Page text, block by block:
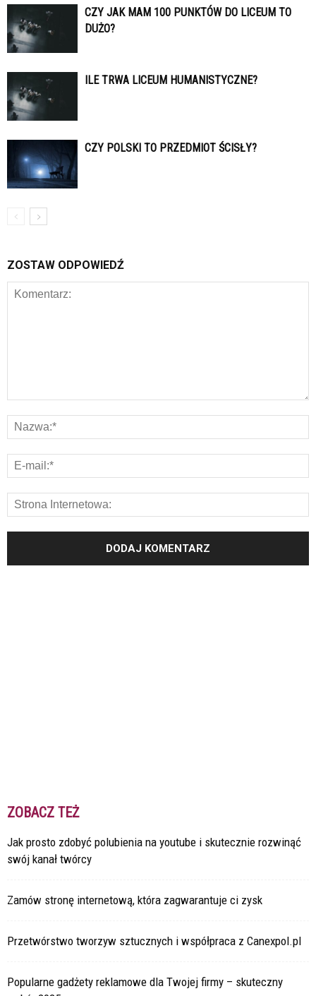
CZY JAK MAM 100 PUNKTÓW DO LICEUM TO
DUŻO?
ILE TRWA LICEUM HUMANISTYCZNE?
CZY POLSKI TO PRZEDMIOT ŚCISŁY?
ZOSTAW ODPOWIEDŹ
ZOBACZ TEŻ
Jak prosto zdobyć polubienia na youtube i skutecznie rozwinąć
swój kanał twórcy
Zamów stronę internetową, która zagwarantuje ci zysk
Przetwórstwo tworzyw sztucznych i współpraca z Canexpol.pl
Popularne gadżety reklamowe dla Twojej firmy – skuteczny